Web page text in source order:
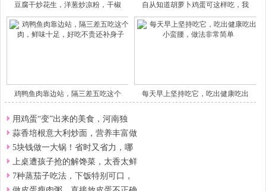
豆腐干炒花生，洋葱炒凉粉，干椒 自从知道胡萝卜鸡蛋可这样吃，我
鸡鸭鱼肉靠边站，隔三差五吃这个 每天早上坚持吃它，吃出健康吃出
用鸡蛋“变”出来的美食，河南独
蒜香培根意大利炒面，营养丰富做
5块钱做一大锅！省时又省力，哪
上桌遭孩子抢的解馋菜，太香太鲜
7种蒸茄子吃法，下饭特别可口，